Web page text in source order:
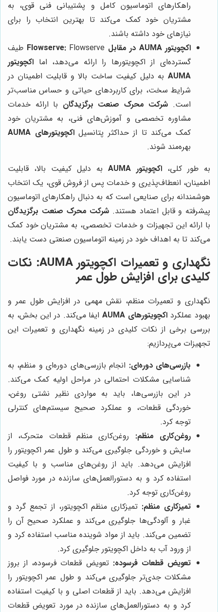
راهکارهای اتوماسیون کامل و پشتیبانی فنی قوی، به
مشتریان خود کمک می‌کند تا بهترین انتخاب را برای
نیازهای خود داشته باشند.
اکچویتور AUMA در مقابل Flowserve:
Flowserve طیف
گسترده‌ای از اکچویتورها را ارائه می‌دهد، اما اکچویتور
AUMA به دلیل کیفیت ساخت بالا و قابلیت اطمینان در
شرایط سخت، برای کاربردهای حیاتی و حساس مناسب‌تر
است. شرکت محرک صنعت برگزیدگان با ارائه خدمات
مشاوره تخصصی و آموزش‌های فنی، به مشتریان خود
کمک می‌کند تا از حداکثر پتانسیلاکچویتورهای AUMA
بهره‌مند شوند.
به طور کلی، اکچویتور AUMA
به دلیل کیفیت بالا، قابلیت
اطمینان، انعطاف‌پذیری و خدمات پس از فروش قوی، یک انتخاب
هوشمندانه برای صنایعی است که به دنبال راهکارهای اتوماسیون
پیشرفته و قابل اعتماد هستند. شرکت محرک صنعت برگزیدگان
با ارائه این تجهیزات و خدمات تخصصی، به مشتریان خود کمک
می‌کند تا به اهداف خود در زمینه اتوماسیون صنعتی دست یابند.
نگهداری و تعمیرات اکچویتور AUMA: نکات
کلیدی برای افزایش طول عمر
نگهداری و تعمیرات منظم، نقش مهمی در افزایش طول عمر و
بهبود عملکرد اکچویتورهای AUMA
ایفا می‌کند. در این بخش، به
بررسی برخی از نکات کلیدی در زمینه نگهداری و تعمیرات این
تجهیزات می‌پردازیم:
بازرسی‌های دوره‌ای: انجام بازرسی‌های دوره‌ای و منظم، به
شناسایی مشکلات احتمالی در مراحل اولیه کمک می‌کند.
در این بازرسی‌ها، باید به مواردی نظیر نشتی روغن،
خوردگی قطعات، و عملکرد صحیح سیستم‌های کنترلی
توجه کرد.
روغن‌کاری منظم: روغن‌کاری منظم قطعات متحرک، از
سایش و خوردگی جلوگیری می‌کند و طول عمر اکچویتور را
افزایش می‌دهد. باید از روغن‌های مناسب و با کیفیت
استفاده کرد و به دستورالعمل‌های سازنده در مورد فواصل
روغن‌کاری توجه کرد.
تمیزکاری منظم: تمیزکاری منظم اکچویتور، از تجمع گرد و
غبار و آلودگی‌ها جلوگیری می‌کند و عملکرد صحیح آن را
تضمین می‌کند. باید از مواد شوینده مناسب استفاده کرد و
از ورود آب به داخل اکچویتور جلوگیری کرد.
تعویض قطعات فرسوده: تعویض قطعات فرسوده، از بروز
مشکلات جدی‌تر جلوگیری می‌کند و طول عمر اکچویتور را
افزایش می‌دهد. باید از قطعات اصلی و با کیفیت استفاده
کرد و به دستورالعمل‌های سازنده در مورد تعویض قطعات